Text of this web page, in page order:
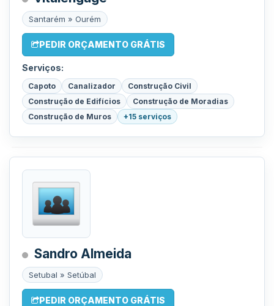
Santarém » Ourém
PEDIR ORÇAMENTO GRÁTIS
Serviços:
Capoto Canalizador
Construção Civil
Construção de Edifícios
Construção de Moradias
Construção de Muros
+15 serviços
Sandro Almeida
Setubal » Setúbal
PEDIR ORÇAMENTO GRÁTIS